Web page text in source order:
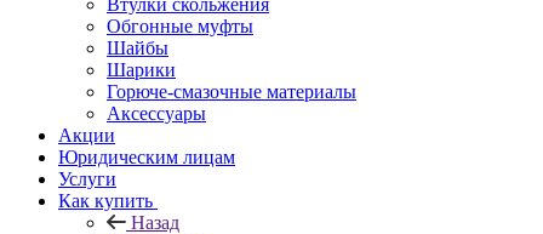
Обгонные муфты
Шайбы
Шарики
Горюче-смазочные материалы
Аксессуары
Акции
Юридическим лицам
Услуги
Как купить
Назад